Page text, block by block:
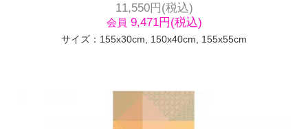
11,550円(税込)
会員 9,471円(税込)
サイズ：155x30cm, 150x40cm, 155x55cm